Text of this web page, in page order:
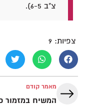
צ"ב 6-5).
צפיות: 9
מאמר קודם
המשיח במזמור